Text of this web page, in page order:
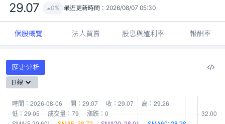
29.07 0% 最近更新時間： 2026/08/07 05:30
個股概覽 法人買賣 股息與殖利率 報酬率
歷史分析
日線